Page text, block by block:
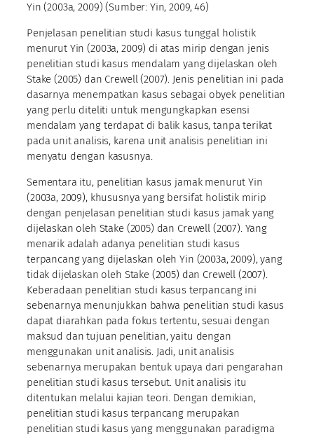
Yin (2003a, 2009) (Sumber: Yin, 2009, 46)
Penjelasan penelitian studi kasus tunggal holistik
menurut Yin (2003a, 2009) di atas mirip dengan jenis
penelitian studi kasus mendalam yang dijelaskan oleh
Stake (2005) dan Crewell (2007). Jenis penelitian ini pada
dasarnya menempatkan kasus sebagai obyek penelitian
yang perlu diteliti untuk mengungkapkan esensi
mendalam yang terdapat di balik kasus, tanpa terikat
pada unit analisis, karena unit analisis penelitian ini
menyatu dengan kasusnya.
Sementara itu, penelitian kasus jamak menurut Yin
(2003a, 2009), khususnya yang bersifat holistik mirip
dengan penjelasan penelitian studi kasus jamak yang
dijelaskan oleh Stake (2005) dan Crewell (2007). Yang
menarik adalah adanya penelitian studi kasus
terpancang yang dijelaskan oleh Yin (2003a, 2009), yang
tidak dijelaskan oleh Stake (2005) dan Crewell (2007).
Keberadaan penelitian studi kasus terpancang ini
sebenarnya menunjukkan bahwa penelitian studi kasus
dapat diarahkan pada fokus tertentu, sesuai dengan
maksud dan tujuan penelitian, yaitu dengan
menggunakan unit analisis. Jadi, unit analisis
sebenarnya merupakan bentuk upaya dari pengarahan
penelitian studi kasus tersebut. Unit analisis itu
ditentukan melalui kajian teori. Dengan demikian,
penelitian studi kasus terpancang merupakan
penelitian studi kasus yang menggunakan paradigma